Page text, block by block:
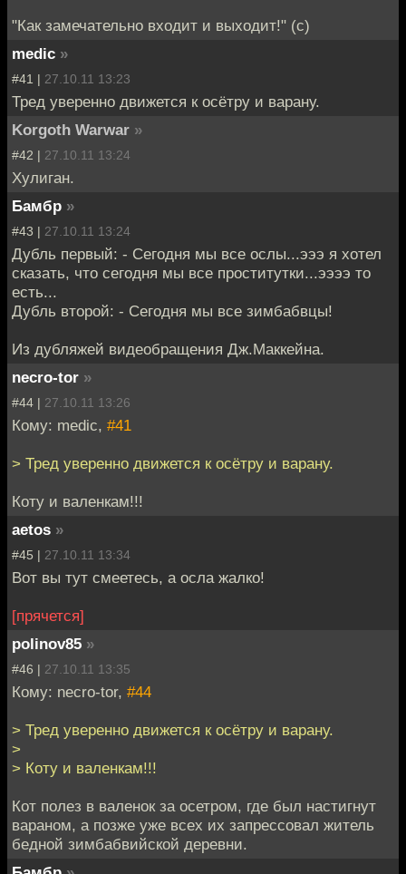
"Как замечательно входит и выходит!" (с)
medic »
#41 | 27.10.11 13:23
Тред уверенно движется к осётру и варану.
Korgoth Warwar »
#42 | 27.10.11 13:24
Хулиган.
Бамбр »
#43 | 27.10.11 13:24
Дубль первый: - Сегодня мы все ослы...эээ я хотел
сказать, что сегодня мы все проститутки...ээээ то
есть...
Дубль второй: - Сегодня мы все зимбабвцы!
Из дубляжей видеобращения Дж.Маккейна.
necro-tor »
#44 | 27.10.11 13:26
Кому: medic, #41
> Тред уверенно движется к осётру и варану.
Коту и валенкам!!!
aetos »
#45 | 27.10.11 13:34
Вот вы тут смеетесь, а осла жалко!
[прячется]
polinov85 »
#46 | 27.10.11 13:35
Кому: necro-tor, #44
> Тред уверенно движется к осётру и варану.
>
> Коту и валенкам!!!
Кот полез в валенок за осетром, где был настигнут
вараном, а позже уже всех их запрессовал житель
бедной зимбабвийской деревни.